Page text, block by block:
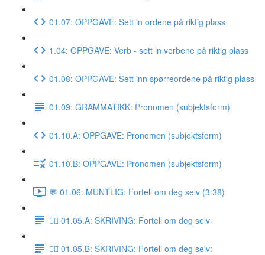
01.07: OPPGAVE: Sett in ordene på riktig plass
1.04: OPPGAVE: Verb - sett in verbene på riktig plass
01.08: OPPGAVE: Sett inn spørreordene på riktig plass
01.09: GRAMMATIKK: Pronomen (subjektsform)
01.10.A: OPPGAVE: Pronomen (subjektsform)
01.10.B: OPPGAVE: Pronomen (subjektsform)
💬 01.06: MUNTLIG: Fortell om deg selv (3:38)
✍🏼 01.05.A: SKRIVING: Fortell om deg selv
✍🏼 01.05.B: SKRIVING: Fortell om deg selv: